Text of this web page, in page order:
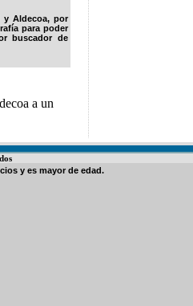
y Aldecoa, por
para poder
buscador de
a un
y es mayor de edad.